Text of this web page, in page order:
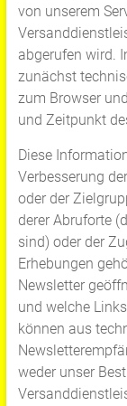
von unserem
abgerufen wird.
zunächst
zum Browser
und Zeitpunkt
Diese
Verbesserung
oder der
derer Abruforte
sind) oder der
Erhebungen
Newsletter
und welche
können aus
weder unser